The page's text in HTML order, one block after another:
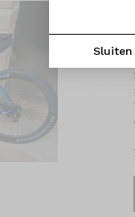
Sluiten